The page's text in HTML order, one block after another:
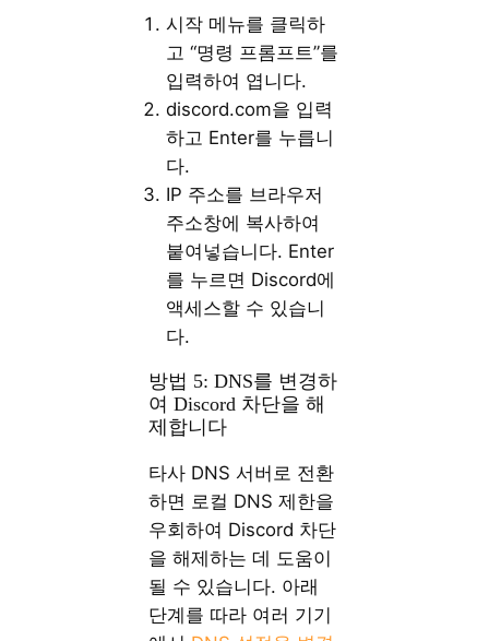
시작 메뉴를 클릭하
고 “명령 프롬프트”를
입력하여 엽니다.
discord.com을 입력
하고 Enter를 누릅니
다.
IP 주소를 브라우저
주소창에 복사하여
붙여넣습니다. Enter
를 누르면 Discord에
액세스할 수 있습니
다.
방법 5: DNS를 변경하
여 Discord 차단을 해
제합니다
타사 DNS 서버로 전환
하면 로컬 DNS 제한을
우회하여 Discord 차단
을 해제하는 데 도움이
될 수 있습니다. 아래
단계를 따라 여러 기기